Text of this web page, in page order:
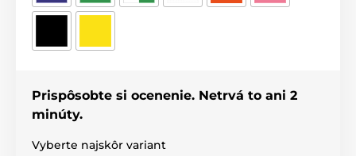
Prispôsobte si ocenenie. Netrvá to ani 2
minúty.
Vyberte najskôr variant